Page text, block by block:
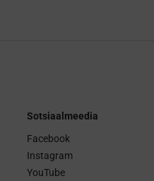
Sotsiaalmeedia
Facebook
Instagram
YouTube